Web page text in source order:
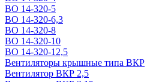
ВО 14-320-5
ВО 14-320-6,3
ВО 14-320-8
ВО 14-320-10
ВО 14-320-12,5
Вентиляторы крышные типа ВКР
Вентилятор ВКР 2,5